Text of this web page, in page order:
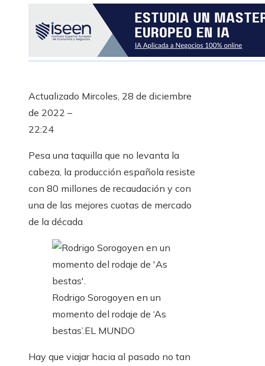
Actualizado Mircoles, 28 de diciembre
de 2022 –
22:24
Pesa una taquilla que no levanta la
cabeza, la producción española resiste
con 80 millones de recaudación y con
una de las mejores cuotas de mercado
de la década
Rodrigo Sorogoyen en un
momento del rodaje de ‘As
bestas’.EL MUNDO
Hay que viajar hacia al pasado no tan